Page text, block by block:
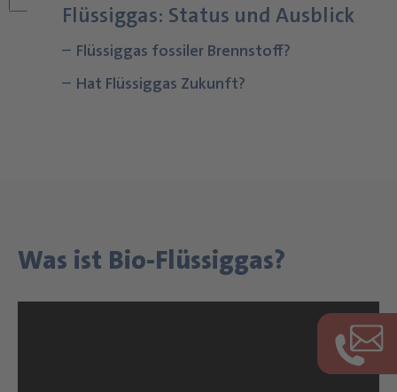
Flüssiggas: Status und Ausblick
Flüssiggas fossiler Brennstoff?
Hat Flüssiggas Zukunft?
Was ist Bio-Flüssiggas?